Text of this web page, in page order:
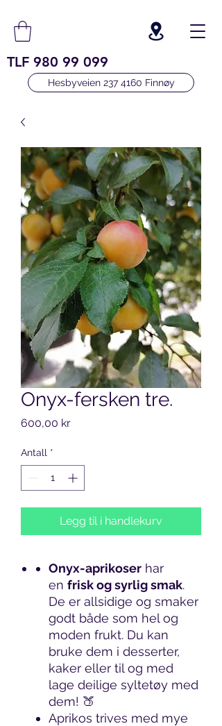
TLF 980 99 099
Hesbyveien 237 4160 Finnøy
Onyx-fersken tre.
600,00 krPris
Antall *
Legg til i handlekurv
Onyx-aprikoser har
en frisk og syrlig smak.
De er allsidige og smaker
godt både som hel og
moden frukt. Du kan
bruke dem i desserter,
kaker eller til og med
lage deilige syltetøy med
dem! 🍑
Aprikos trives med mye